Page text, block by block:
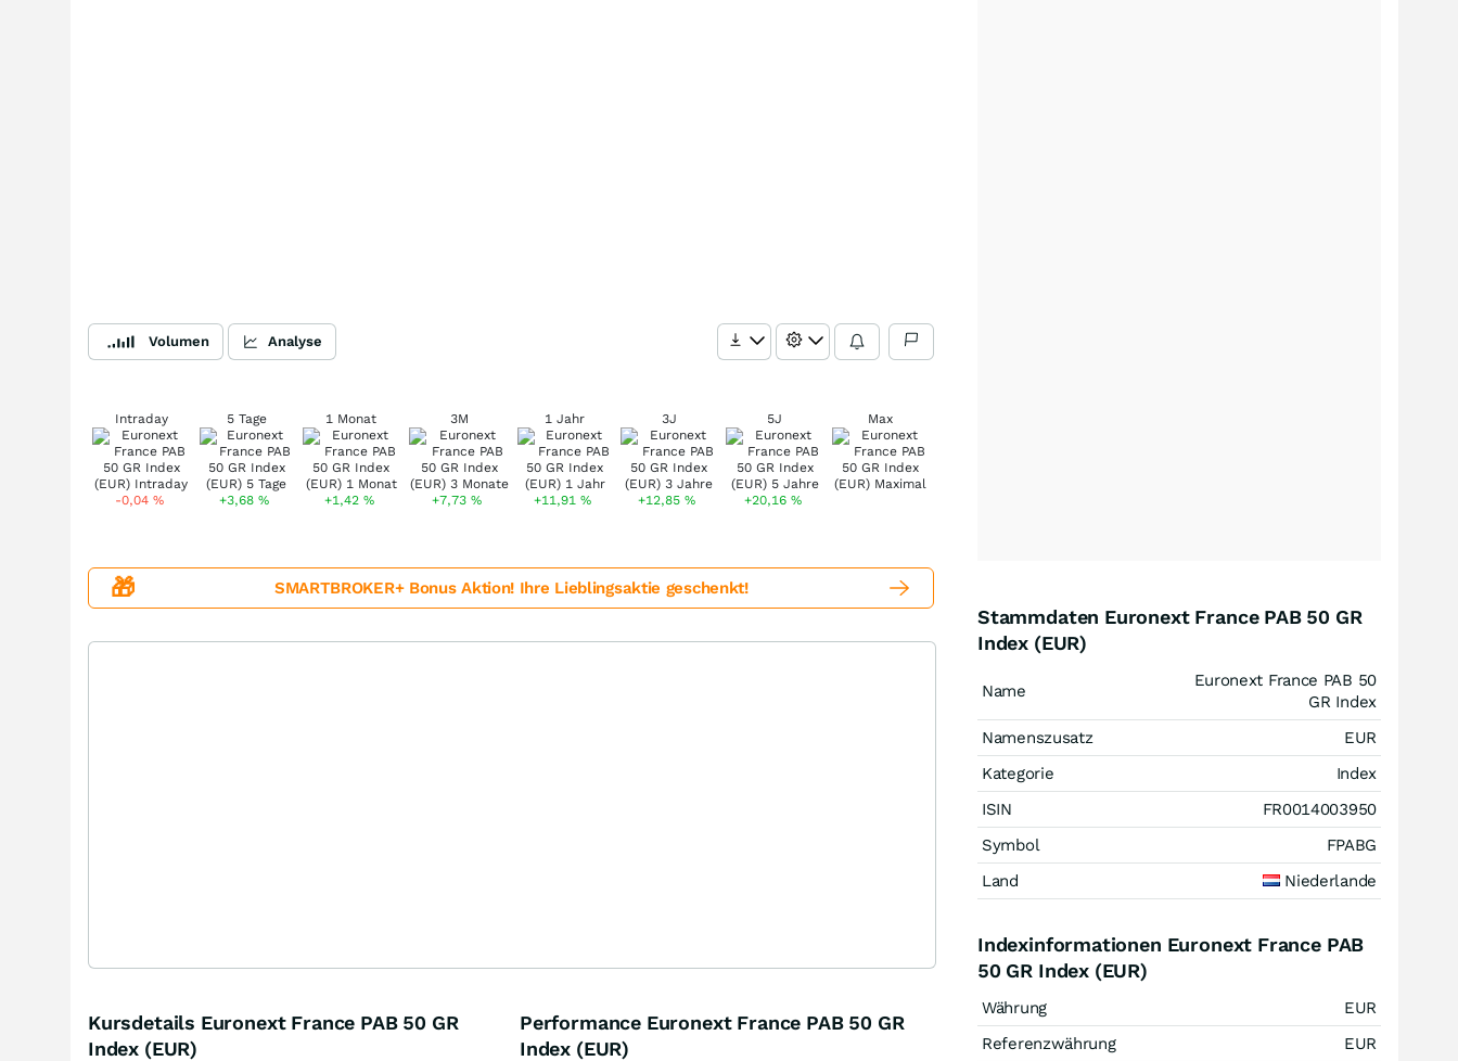
Volumen Analyse
Intraday
-0,04 %
5 Tage
+3,68%
1 Monat
+1,42 %
3M
+7,73 %
1 Jahr
+11,91%
3J
+12,85%
5J
+20,16 %
Max
🎁 SMARTBROKER+ Bonus Aktion! Ihre Lieblingsaktie geschenkt!
Kursdetails Euronext France PAB 50 GR
Index (EUR)
Performance Euronext France PAB 50 GR
Index (EUR)
Stammdaten Euronext France PAB 50 GR
Index (EUR)
Name
Euronext France PAB 50
GR Index
Namenszusatz
EUR
Kategorie
Index
ISIN
FR0014003950
Symbol
FPABG
Land
Niederlande
Indexinformationen Euronext France PAB
50 GR Index (EUR)
Währung
EUR
Referenzwährung
EUR